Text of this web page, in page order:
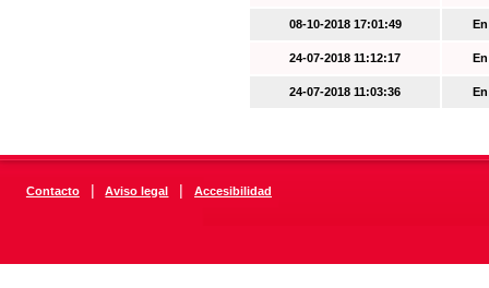
08-10-2018 17:01:49
24-07-2018 11:12:17
24-07-2018 11:03:36
Contacto | Aviso legal | Accesibilidad